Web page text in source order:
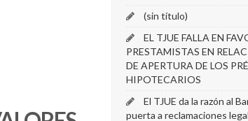
(sin título)
EL TJUE FALLA EN
PRESTAMISTAS EN
DE APERTURA DE LOS
HIPOTECARIOS
El TJUE da la razón al
puerta a reclamaciones